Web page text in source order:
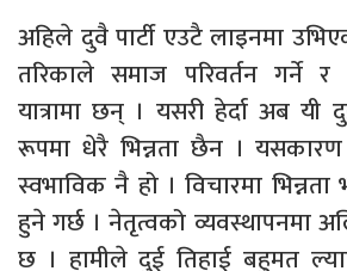
अहिले दुवै पार्टी एउटै लाइनमा
तरिकाले समाज परिवर्तन गर्ने
यात्रामा छन् । यसरी हेर्दा अब यी
रूपमा धेरै भिन्नता छैन ।
स्वभाविक नै हो । विचारमा
हुने गर्छ । नेतृत्वको व्यवस्थापनमा
छ । हामीले दुई तिहाई बहुमत